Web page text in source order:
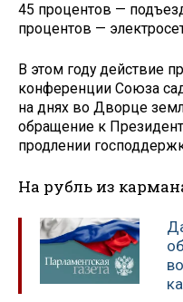
45 процентов —
процентов —
В этом году действие
конференции Союза
на днях во Дворце
обращение к
продлении
На рубль из